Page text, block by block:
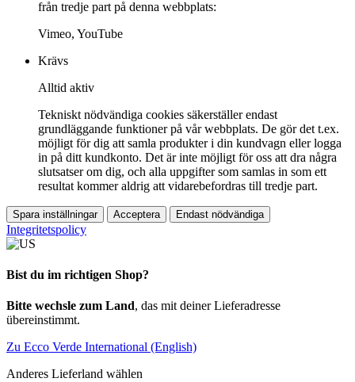
från tredje part på denna webbplats:
Vimeo, YouTube
Krävs
Alltid aktiv
Tekniskt nödvändiga cookies säkerställer endast
grundläggande funktioner på vår webbplats. De gör det t.ex.
möjligt för dig att samla produkter i din kundvagn eller logga
in på ditt kundkonto. Det är inte möjligt för oss att dra några
slutsatser om dig, och alla uppgifter som samlas in som ett
resultat kommer aldrig att vidarebefordras till tredje part.
Spara inställningar Acceptera Endast nödvändiga
Integritetspolicy
Bist du im richtigen Shop?
Bitte wechsle zum Land, das mit deiner Lieferadresse
übereinstimmt.
Zu Ecco Verde International (English)
Anderes Lieferland wählen